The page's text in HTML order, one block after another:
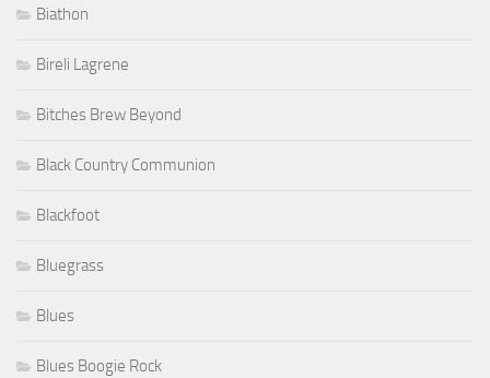
Biathon
Bireli Lagrene
Bitches Brew Beyond
Black Country Communion
Blackfoot
Bluegrass
Blues
Blues Boogie Rock